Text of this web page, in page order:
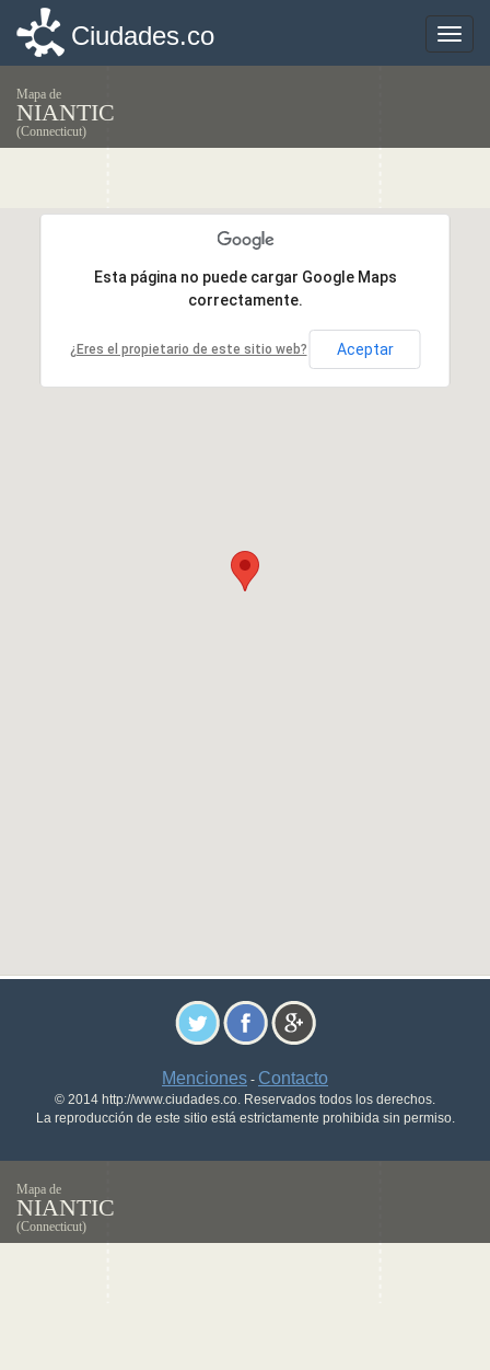
Toggle
Ciudades.co
Mapa de
NIANTIC
(Connecticut)
Esta página no puede cargar Google Maps
correctamente.
¿Eres el propietario de este sitio web? Aceptar
Esta página no puede cargar Google Maps
correctamente.
¿Eres el propietario de este sitio web? Aceptar
Menciones - Contacto
© 2014 http://www.ciudades.co. Reservados todos los derechos.
La reproducción de este sitio está estrictamente prohibida sin permiso.
Toggle
Ciudades.co
Mapa de
NIANTIC
(Connecticut)